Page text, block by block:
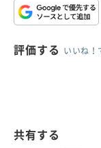
評価する いいね！
共有する